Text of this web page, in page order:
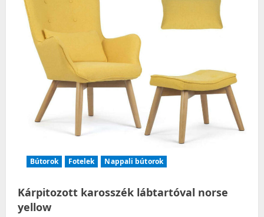
Bútorok Fotelek Nappali bútorok
Kárpitozott karosszék lábtartóval norse
yellow